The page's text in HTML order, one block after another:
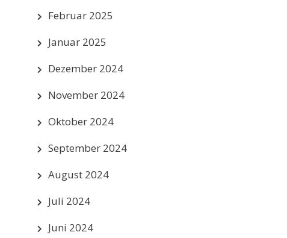
Februar 2025
Januar 2025
Dezember 2024
November 2024
Oktober 2024
September 2024
August 2024
Juli 2024
Juni 2024